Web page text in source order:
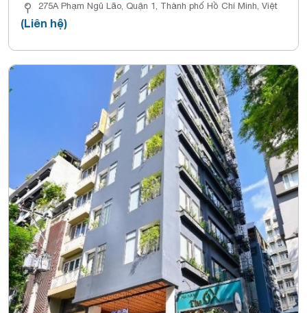
275A Phạm Ngũ Lão, Quận 1, Thành phố Hồ Chí Minh, Việt
(Liên hệ)